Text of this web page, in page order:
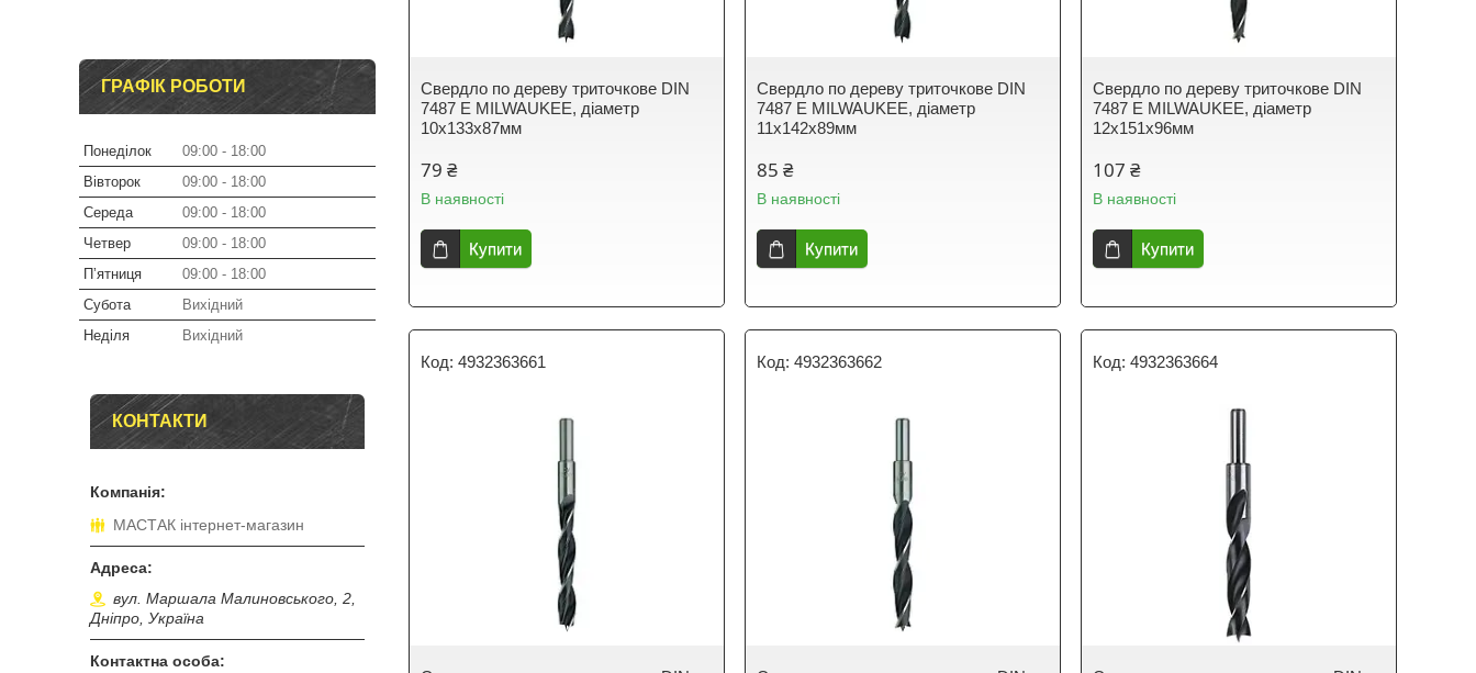
Свердло по дереву триточкове DIN
7487 E MILWAUKEE, діаметр
10х133х87мм
79 ₴
В наявності
Купити
Свердло по дереву триточкове DIN
7487 E MILWAUKEE, діаметр
11х142х89мм
85 ₴
В наявності
Купити
Свердло по дереву триточкове DIN
7487 E MILWAUKEE, діаметр
12х151х96мм
107 ₴
В наявності
Купити
4932363661 4932363662 4932363664
ГРАФІК РОБОТИ
Понеділок 09:00
18:00
Вівторок
09:00
18:00
Середа
09:00
18:00
Четвер
09:00
18:00
Пʼятниця
09:00
18:00
Субота
Вихідний
Неділя
Вихідний
КОНТАКТИ
МАСТАК інтернет-магазин
вул. Маршала Малиновського, 2,
Дніпро, Україна